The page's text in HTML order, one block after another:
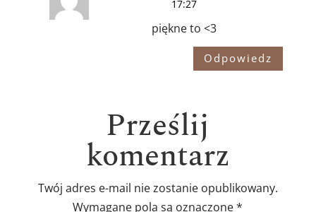
17:27
piękne to <3
Odpowiedz
Prześlij
komentarz
Twój adres e-mail nie zostanie opublikowany.
Wymagane pola są oznaczone*